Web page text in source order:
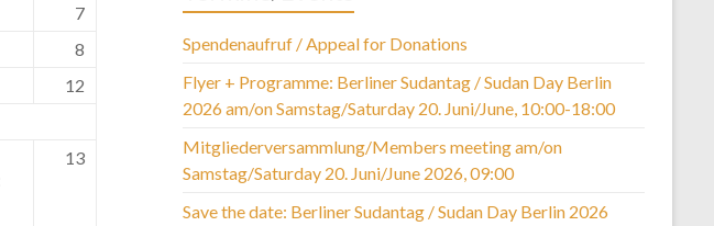
7
8
12
13
Spendenaufruf / Appeal for Donations
Flyer + Programme: Berliner Sudantag / Sudan Day Berlin
2026 am/on Samstag/Saturday 20. Juni/June, 10:00-18:00
Mitgliederversammlung/Members meeting am/on
Samstag/Saturday 20. Juni/June 2026, 09:00
Save the date: Berliner Sudantag / Sudan Day Berlin 2026